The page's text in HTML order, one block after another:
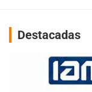
Destacadas